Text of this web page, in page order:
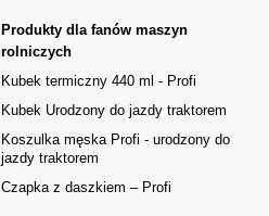
Produkty dla fanów maszyn
rolniczych
Kubek termiczny 440 ml - Profi
Kubek Urodzony do jazdy traktorem
Koszulka męska Profi - urodzony do
jazdy traktorem
Czapka z daszkiem – Profi